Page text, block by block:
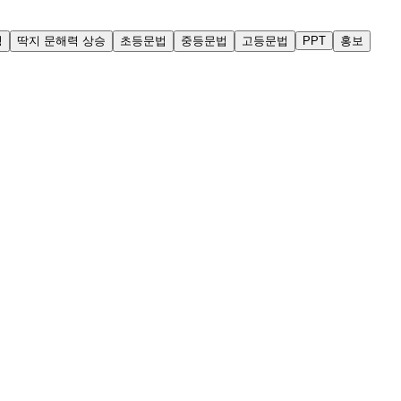
딱지 문해력 상승 초등문법 중등문법 고등문법 PPT 홍보